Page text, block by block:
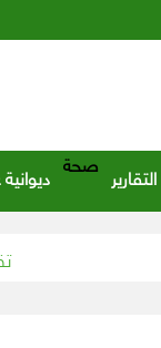
التقارير صحة